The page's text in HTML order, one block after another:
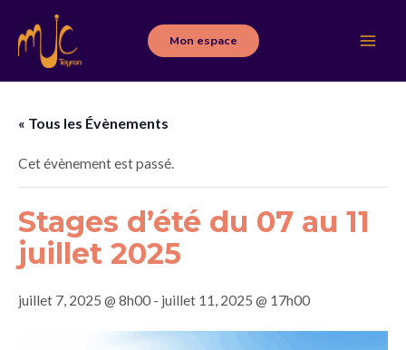
contenu
Mon espace
« Tous les Évènements
Cet évènement est passé.
Stages d’été du 07 au 11
juillet 2025
juillet 7, 2025 @ 8h00 - juillet 11, 2025 @ 17h00